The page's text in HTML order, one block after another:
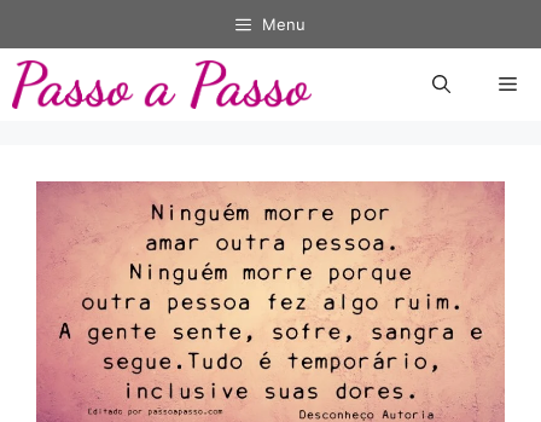
para
conteúdo
Menu